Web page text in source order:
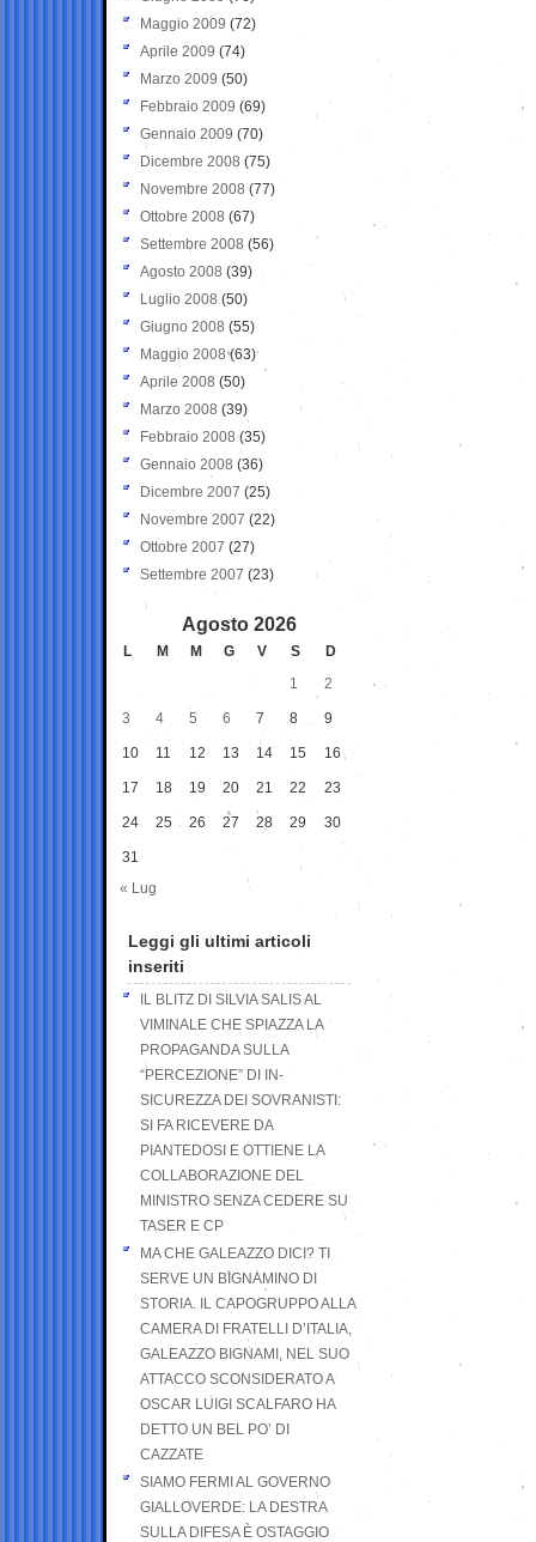
Maggio 2009 (72)
Aprile 2009 (74)
Marzo 2009 (50)
Febbraio 2009 (69)
Gennaio 2009 (70)
Dicembre 2008 (75)
Novembre 2008 (77)
Ottobre 2008 (67)
Settembre 2008 (56)
Agosto 2008 (39)
Luglio 2008 (50)
Giugno 2008 (55)
Maggio 2008(63)
Aprile 2008 (50)
Marzo 2008 (39)
Febbraio 2008 (35)
Gennaio 2008 (36)
Dicembre 2007 (25)
Novembre 2007 (22)
Ottobre 2007 (27)
Settembre 2007 (23)
Agosto 2026
L M M G V S
D
1
2
3 4 5 6 7 8 9
10 11 12 13 14 15 16
17 18 19 20 21 22 23
24 25 26 27 28 29 30
31
« Lug
Leggi gli ultimi articoli
inseriti
IL BLITZ DI SILVIA SALIS AL
VIMINALE CHE SPIAZZA LA
PROPAGANDA SULLA
“PERCEZIONE” DI IN-
SICUREZZA DEI SOVRANISTI:
SI FA RICEVERE DA
PIANTEDOSI E OTTIENE LA
COLLABORAZIONE DEL
MINISTRO SENZA CEDERE SU
TASER E CP
MA CHE GALEAZZO DICI? TI
SERVE UN BIGNAMINO DI
STORIA. IL CAPOGRUPPO ALLA
CAMERA DI FRATELLI D’ITALIA,
GALEAZZO BIGNAMI, NEL SUO
ATTACCO SCONSIDERATO A
OSCAR LUIGI SCALFARO HA
DETTO UN BEL PO’ DI
CAZZATE
SIAMO FERMI AL GOVERNO
GIALLOVERDE: LA DESTRA
SULLA DIFESA È OSTAGGIO